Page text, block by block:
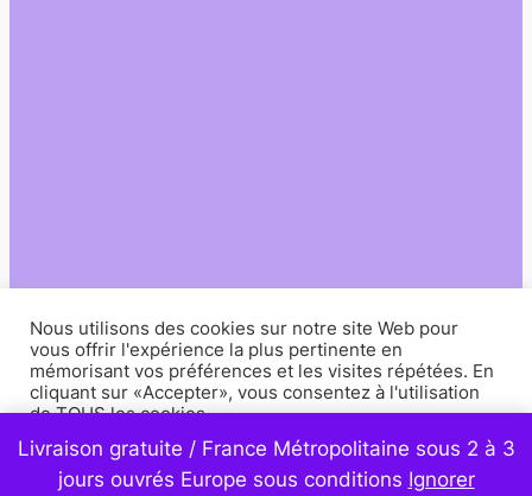
Livraison gratuite / France Métropolitaine sous 2 à 3
jours ouvrés Europe sous conditions Ignorer
Nous utilisons des cookies sur notre site Web pour
vous offrir l'expérience la plus pertinente en
mémorisant vos préférences et les visites répétées. En
cliquant sur «Accepter», vous consentez à l'utilisation
de TOUS les cookies.
Paramètres Accepter